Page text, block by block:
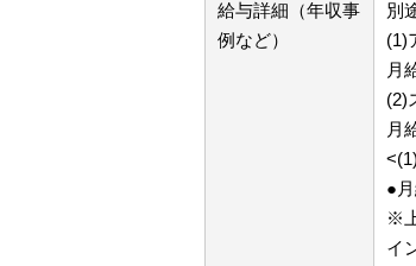
給与詳細（年収事
例など）
別
(1)
月
(2)
月
●
※
イ